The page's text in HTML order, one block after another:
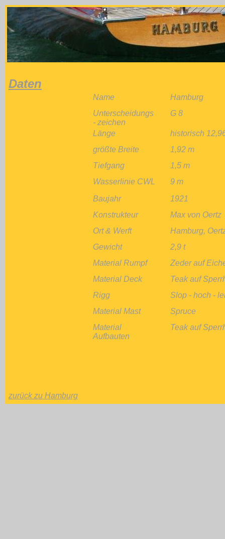
Daten
Name
Hamburg
Unterscheidungs
- zeichen
G 8
Länge
historisch
größte Breite
1,92 m
Tiefgang
1,5 m
Wasserlinie CWL
9 m
Baujahr
1921
Konstrukteur
Max von Oertz
Ort & Werft
Hamburg,
Gewicht
2,9 t
Material Rumpf
Zeder auf
Material Deck
Teak auf
Rigg
Slop - hoch -
Material Mast
Spruce
Material
Aufbauten
Teak auf
zurück zu Hamburg